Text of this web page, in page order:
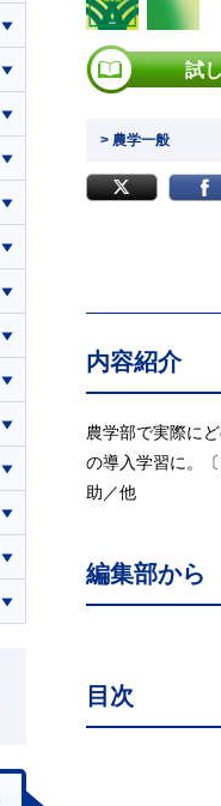
試
> 農学一般
内容紹介
農学部で実際に
の導入学習に。
助／他
編集部から
目次